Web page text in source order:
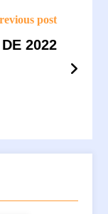
post
2022